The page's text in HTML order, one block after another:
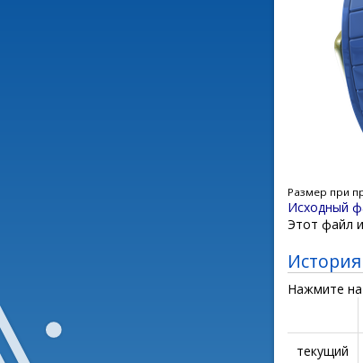
Размер при
Исходный
Этот файл
Нажмите на
текущий